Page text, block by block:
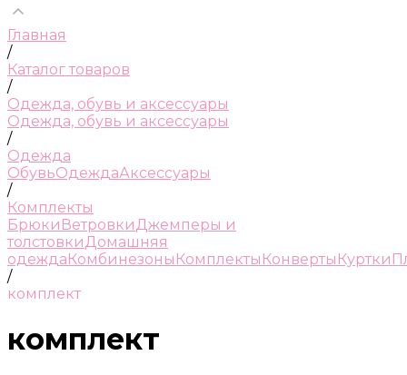
Главная
/
Каталог товаров
/
Одежда, обувь и аксессуары
Одежда, обувь и аксессуары
/
Одежда
ОбувьОдеждаАксессуары
/
Комплекты
Брюки ВетровкиДжемперы и
толстовкиДомашняя
одеждаКомбинезоны Комплекты Конверты Куртки
/
комплект
комплект